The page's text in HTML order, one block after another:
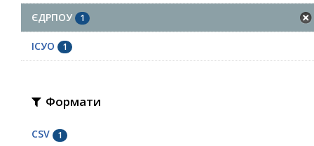
ЄДРПОУ 1
ІСУО 1
Формати
CSV 1